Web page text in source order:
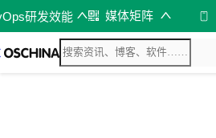
研发效能 媒体矩阵